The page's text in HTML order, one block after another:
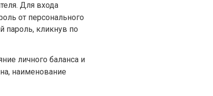
Для входа
от персонального
пароль, кликнув по
личного баланса и
наименование